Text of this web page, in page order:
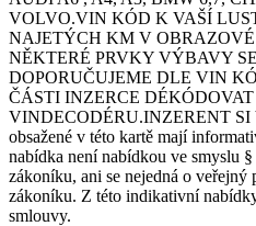
VOLVO.VIN KÓD K VAŠÍ
NAJETÝCH KM V
NĚKTERÉ PRVKY VÝBAVY
DOPORUČUJEME DLE VIN
ČÁSTI INZERCE
VINDECODÉRU.INZERENT
obsažené v této kartě mají
nabídka není nabídkou ve smyslu
zákoníku, ani se nejedná o veřejný
zákoníku. Z této indikativní
smlouvy.